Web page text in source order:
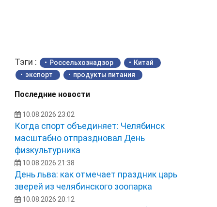
Тэги : Россельхознадзор
Китай
экспорт
продукты питания
Последние новости
10.08.2026 23:02
Когда спорт объединяет: Челябинск
масштабно отпраздновал День
физкультурника
10.08.2026 21:38
День льва: как отмечает праздник царь
зверей из челябинского зоопарка
10.08.2026 20:12